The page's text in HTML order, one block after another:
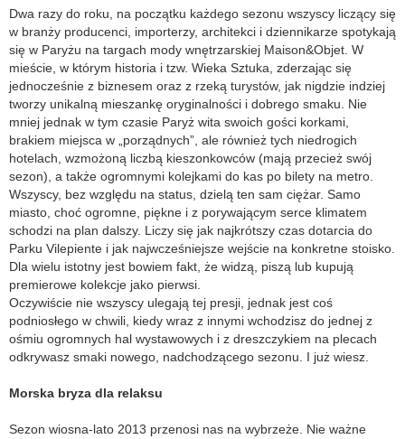
Dwa razy do roku, na początku każdego sezonu wszyscy liczący się
w branży producenci, importerzy, architekci i dziennikarze spotykają
się w Paryżu na targach mody wnętrzarskiej Maison&Objet. W
mieście, w którym historia i tzw. Wieka Sztuka, zderzając się
jednocześnie z biznesem oraz z rzeką turystów, jak nigdzie indziej
tworzy unikalną mieszankę oryginalności i dobrego smaku. Nie
mniej jednak w tym czasie Paryż wita swoich gości korkami,
brakiem miejsca w „porządnych”, ale również tych niedrogich
hotelach, wzmożoną liczbą kieszonkowców (mają przecież swój
sezon), a także ogromnymi kolejkami do kas po bilety na metro.
Wszyscy, bez względu na status, dzielą ten sam ciężar. Samo
miasto, choć ogromne, piękne i z porywającym serce klimatem
schodzi na plan dalszy. Liczy się jak najkrótszy czas dotarcia do
Parku Vilepiente i jak najwcześniejsze wejście na konkretne stoisko.
Dla wielu istotny jest bowiem fakt, że widzą, piszą lub kupują
premierowe kolekcje jako pierwsi.
Oczywiście nie wszyscy ulegają tej presji, jednak jest coś
podniosłego w chwili, kiedy wraz z innymi wchodzisz do jednej z
ośmiu ogromnych hal wystawowych i z dreszczykiem na plecach
odkrywasz smaki nowego, nadchodzącego sezonu. I już wiesz.
Morska bryza dla relaksu
Sezon wiosna-lato 2013 przenosi nas na wybrzeże. Nie ważne